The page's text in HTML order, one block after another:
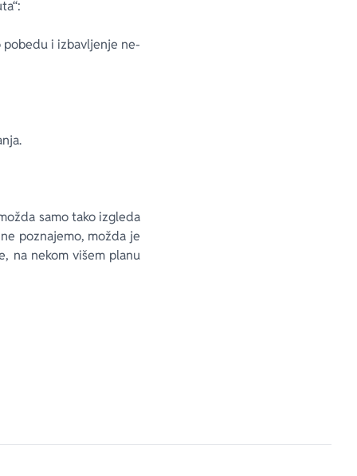
po­be­du i iz­ba­vlje­nje ne­
sa­mo ta­ko iz­gle­da
po­zna­je­mo, mo­žda je
na ne­kom vi­šem pla­nu